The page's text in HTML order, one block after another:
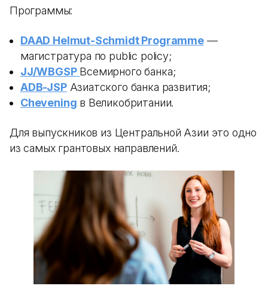
Программы:
DAAD Helmut-Schmidt Programme—
магистратура по public policy;
JJ/WBGSP Всемирного банка;
ADB-JSPАзиатского банка развития;
Chevening в Великобритании.
Для выпускников из Центральной Азии это одно
из самых грантовых направлений.